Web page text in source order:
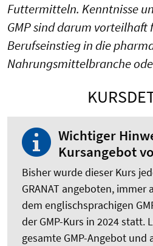
Futtermitteln. Kenntnisse
GMP sind darum vorteilhaft
Berufseinstieg in die
Nahrungsmittelbranche
Wichtiger
Kursangebot
Bisher wurde dieser Kurs
GRANAT angeboten,
dem englischsprachigen
der GMP-Kurs in 2024 statt.
gesamte GMP-Angebot und